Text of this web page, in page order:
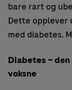
bare rart og
Dette opplever
med diabetes.
Diabetes –
voksne